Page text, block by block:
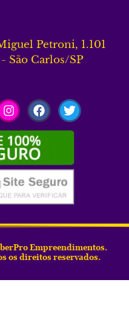
Petroni, 1.101
São Carlos/SP
Empreendimentos.
os direitos reservados.